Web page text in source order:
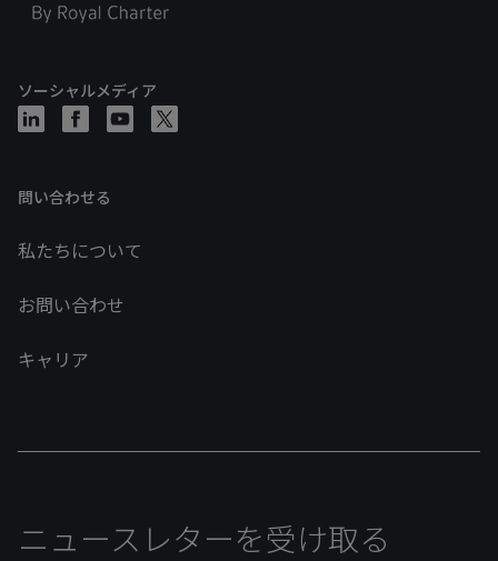
ソーシャルメディア
問い合わせる
私たちについて
お問い合わせ
キャリア
ニュースレターを受け取る